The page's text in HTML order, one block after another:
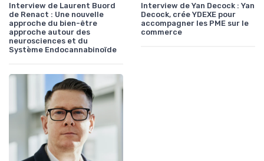
Interview de Laurent Buord
de Renact : Une nouvelle
approche du bien-être
approche autour des
neurosciences et du
Système Endocannabinoïde
Interview de Yan Decock : Yan
Decock, crée YDEXE pour
accompagner les PME sur le
commerce